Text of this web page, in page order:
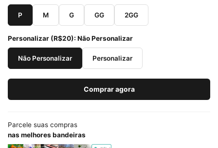
P M G GG 2GG
Personalizar (R$20): Não Personalizar
Não Personalizar Personalizar
Comprar agora
Parcele suas compras
nas melhores bandeiras